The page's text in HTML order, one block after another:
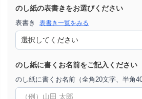
のし紙の表書きをお選びください
表書き 表書き一覧をみる
のし紙に書くお名前をご記入ください
のし紙に書くお名前（全角20文字、半角40